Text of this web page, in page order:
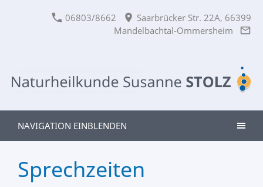
06803/8662
Saarbrücker Str. 22A, 66399
Mandelbachtal-Ommersheim
NAVIGATION EINBLENDEN
Sprechzeiten